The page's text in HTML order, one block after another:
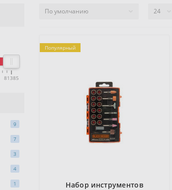
81385
9
7
3
4
1
Популярный
Набор инструментов